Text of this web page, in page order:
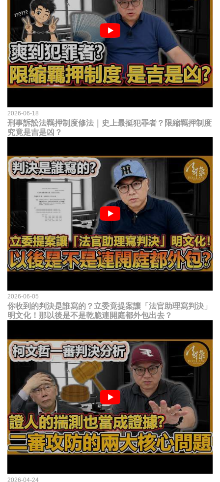
2026-06-18
刑事訴訟法羈押制度修法｜史上最挺犯罪者？限縮羈押制度
究竟是吉是凶？
2026-06-05
你收到的判決是誰寫的？立委竟提案讓「法官助理寫判決」
明文化！那以後是不是乾脆連開庭都外包出去？
2026-04-24